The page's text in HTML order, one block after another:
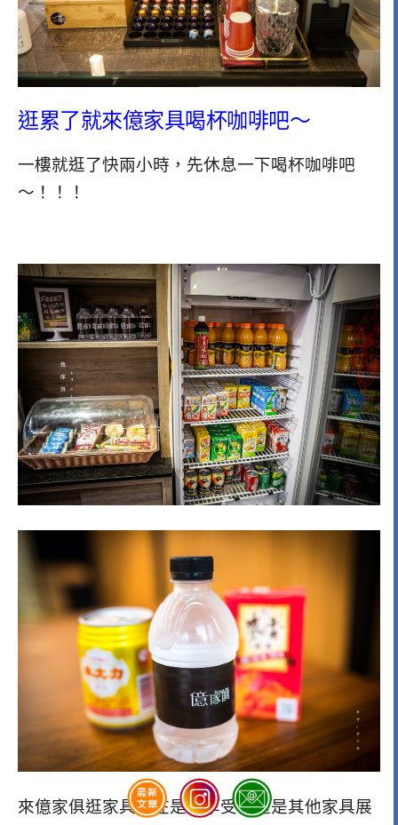
逛累了就來億家具喝杯咖啡吧～
一樓就逛了快兩小時，先休息一下喝杯咖啡吧
～！！！
來億家俱逛家具實在是種享受，這是其他家具展